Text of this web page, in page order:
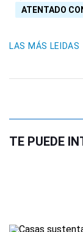
ATENTADO
LAS MÁS LEIDAS
TE PUEDE